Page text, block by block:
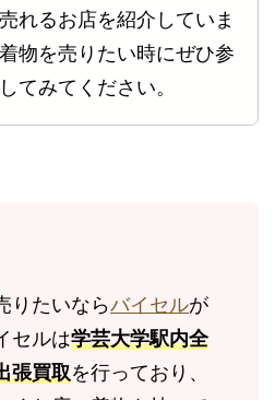
れるお店を紹介していま
物を売りたい時にぜひ参
てみてください。
りたいならバイセルが
セルは学芸大学駅内全
張買取を行っており、